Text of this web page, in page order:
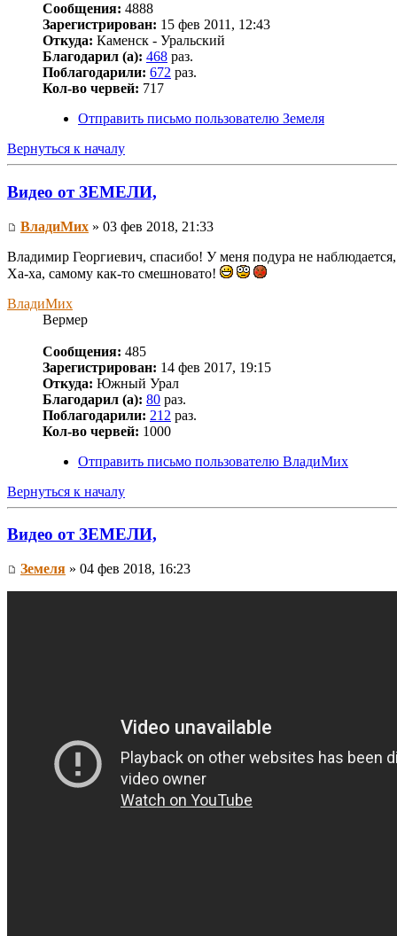
Сообщения: 4888
Зарегистрирован: 15 фев 2011, 12:43
Откуда: Каменск - Уральский
Благодарил (а): 468 раз.
Поблагодарили: 672 раз.
Кол-во червей: 717
Отправить письмо пользователю Земеля
Вернуться к началу
Видео от ЗЕМЕЛИ,
ВладиМих » 03 фев 2018, 21:33
Владимир Георгиевич, спасибо! У меня подура не
Ха-ха, самому как-то смешновато!
ВладиМих
Вермер
Сообщения: 485
Зарегистрирован: 14 фев 2017, 19:15
Откуда: Южный Урал
Благодарил (а): 80 раз.
Поблагодарили: 212 раз.
Кол-во червей: 1000
Отправить письмо пользователю ВладиМих
Вернуться к началу
Видео от ЗЕМЕЛИ,
Земеля » 04 фев 2018, 16:23